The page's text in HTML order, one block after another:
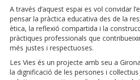
A través d’aquest espai es vol convidar
pensar la pràctica educativa des de la
ètica, la reflexió compartida i la
pràctiques professionals que
més justes i respectuoses.
Les Vies és un projecte amb seu a
la dignificació de les persones i